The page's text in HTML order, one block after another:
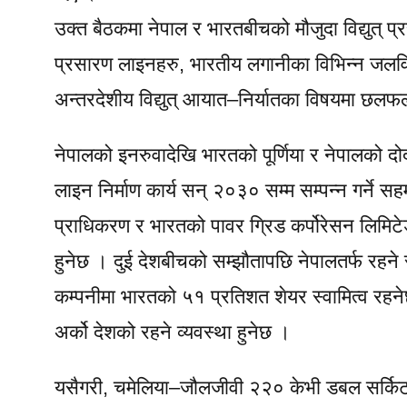
उक्त बैठकमा नेपाल र भारतबीचको मौजुदा विद्युत्
प्रसारण लाइनहरु, भारतीय लगानीका विभिन्न
अन्तरदेशीय विद्युत् आयात–निर्यातका विषयमा
नेपालको इनरुवादेखि भारतको पूर्णिया र नेपालको
लाइन निर्माण कार्य सन् २०३० सम्म सम्पन्न गर्ने
प्राधिकरण र भारतको पावर ग्रिड कर्पोरेसन
हुनेछ । दुई देशबीचको सम्झौतापछि नेपालतर्फ
कम्पनीमा भारतको ५१ प्रतिशत शेयर स्वामित्व
अर्को देशको रहने व्यवस्था हुनेछ ।
यसैगरी, चमेलिया–जौलजीवी २२० केभी डबल